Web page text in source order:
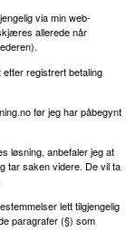
via min web-
allerede når
registrert betaling
før jeg har påbegynt
løsning, anbefaler jeg at
tar saken videre. De vil ta
lett tilgjengelig
paragrafer (§) som